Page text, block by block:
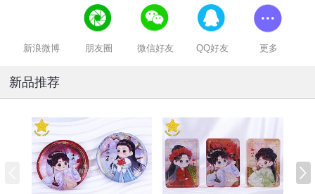
新浪微博 朋友圈 微信好友 QQ好友 更多
新品推荐